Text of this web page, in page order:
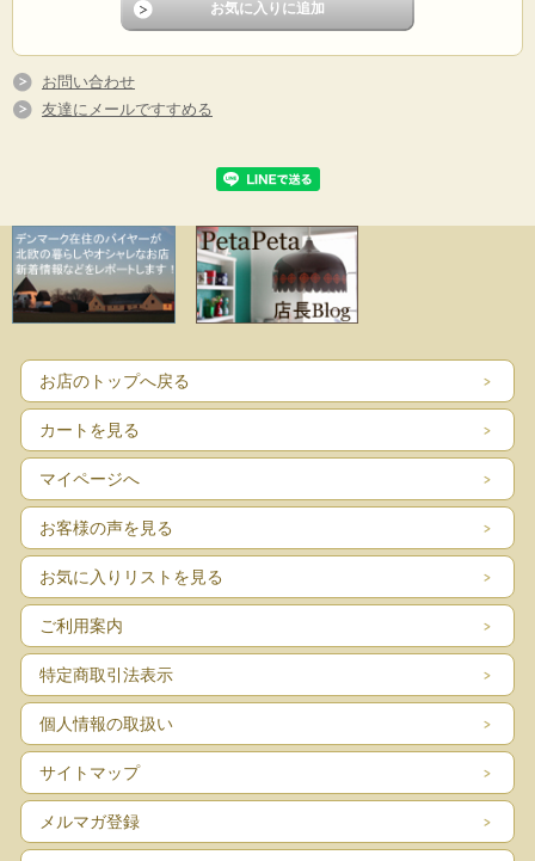
お問い合わせ
友達にメールですすめる
お店のトップへ戻る
カートを見る
マイページへ
お客様の声を見る
お気に入りリストを見る
ご利用案内
特定商取引法表示
個人情報の取扱い
サイトマップ
メルマガ登録